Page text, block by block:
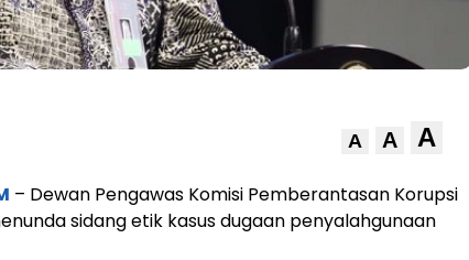
A A A
– Dewan Pengawas Komisi Pemberantasan Korupsi
sidang etik kasus dugaan penyalahgunaan